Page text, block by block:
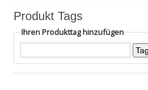
Produkt Tags
Ihren Produkttag hinzufügen